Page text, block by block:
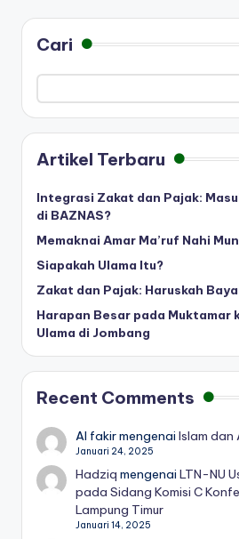
Cari
Artikel Terbaru
Integrasi Zakat dan Pajak:
di BAZNAS?
Memaknai Amar Ma’ruf Nahi
Siapakah Ulama Itu?
Zakat dan Pajak: Haruskah
Harapan Besar pada Muktamar
Ulama di Jombang
Recent Comments
Al fakirmengenaiIslam dan
Januari 24, 2025
Hadziq mengenaiLTN-NU
pada Sidang Komisi C
Lampung Timur
Januari 14, 2025